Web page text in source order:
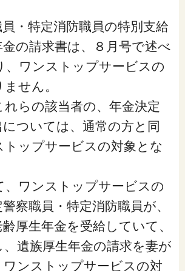
・特定消防職員の特別支給
の請求書は、８月号で述べ
、ワンストップサービスの
せん。
らの該当者の、年金決定
ついては、通常の方と同
トップサービスの対象とな
ワンストップサービスの
察職員・特定消防職員が、
厚生年金を受給していて、
遺族厚生年金の請求を妻が
ワンストップサービスの対